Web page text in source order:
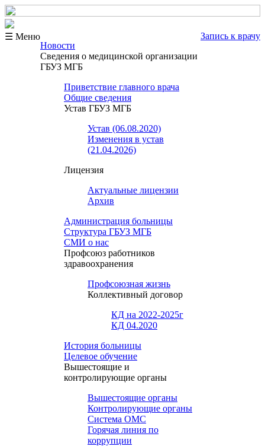
☰ Меню
Запись к врачу
Новости
Сведения о медицинской организации
ГБУЗ МГБ
Приветствие главного врача
Общие сведения
Устав ГБУЗ МГБ
Устав (06.08.2020)
Изменения в устав
(21.04.2026)
Лицензия
Актуальные лицензии
Архив
Администрация больницы
Структура ГБУЗ МГБ
СМИ о нас
Профсоюз работников
здравоохранения
Профсоюзная жизнь
Коллективный договор
КД на 2022-2025г
КД 04.2020
История больницы
Целевое обучение
Вышестоящие и
контролирующие органы
Вышестоящие органы
Контролирующие органы
Система ОМС
Горячая линия по
коррупции